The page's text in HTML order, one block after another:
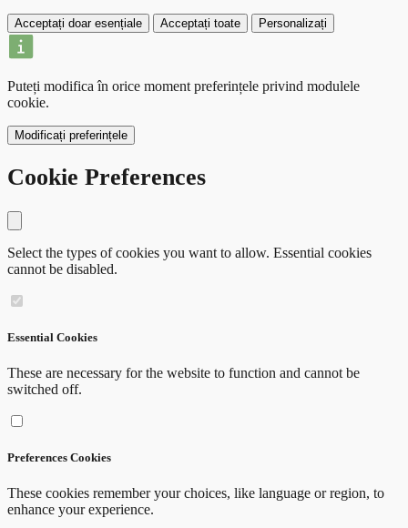
Acceptați doar esențiale Acceptați toate Personalizați
Puteți modifica în orice moment preferințele privind modulele
cookie.
Modificați preferințele
Cookie Preferences
Select the types of cookies you want to allow. Essential cookies
cannot be disabled.
Essential Cookies
These are necessary for the website to function and cannot be
switched off.
Preferences Cookies
These cookies remember your choices, like language or region, to
enhance your experience.